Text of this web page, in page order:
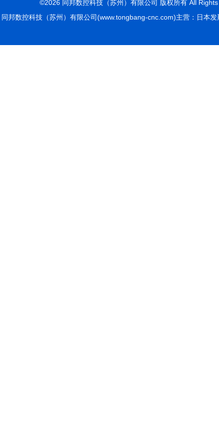
©2026 同邦数控科技（苏州）有限公司 版权所有 All
同邦数控科技（苏州）有限公司(www.tongbang-cnc.com)主营：日本